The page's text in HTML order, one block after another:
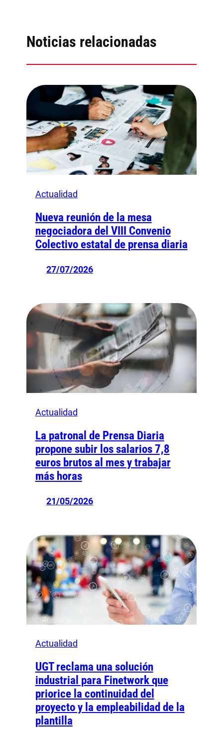
Noticias relacionadas
Actualidad
Nueva reunión de la mesa
negociadora del VIII Convenio
Colectivo estatal de prensa diaria
27/07/2026
Actualidad
La patronal de Prensa Diaria
propone subir los salarios 7,8
euros brutos al mes y trabajar
más horas
21/05/2026
Actualidad
UGT reclama una solución
industrial para Finetwork que
priorice la continuidad del
proyecto y la empleabilidad de la
plantilla